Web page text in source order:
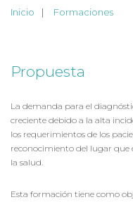
Inicio Formaciones
Propuesta
La demanda para el
creciente debido a la alta
los requerimientos de los
reconocimiento del lugar que
la salud.
Esta formación tiene como